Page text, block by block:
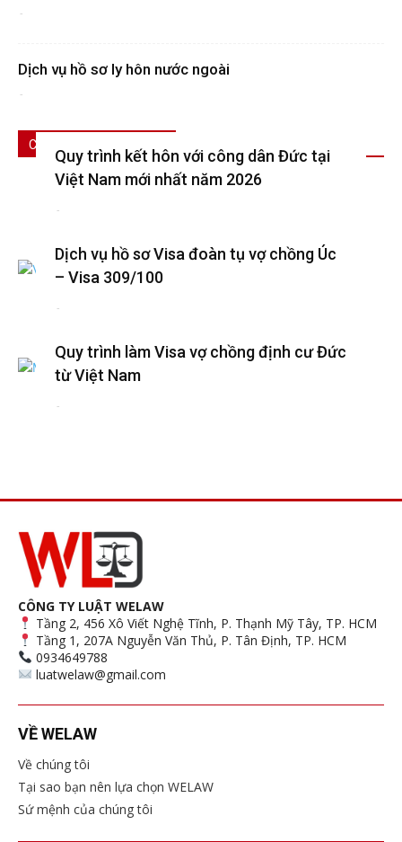
-
Dịch vụ hồ sơ ly hôn nước ngoài
-
CÓ THỂ BẠN QUAN TÂM
Quy trình kết hôn với công dân Đức tại
Việt Nam mới nhất năm 2026
-
Dịch vụ hồ sơ Visa đoàn tụ vợ chồng Úc
– Visa 309/100
-
Quy trình làm Visa vợ chồng định cư Đức
từ Việt Nam
-
CÔNG TY LUẬT WELAW
Tầng 2, 456 Xô Viết Nghệ Tĩnh, P. Thạnh Mỹ Tây, TP. HCM
Tầng 1, 207A Nguyễn Văn Thủ, P. Tân Định, TP. HCM
0934649788
luatwelaw@gmail.com
VỀ WELAW
Về chúng tôi
Tại sao bạn nên lựa chọn WELAW
Sứ mệnh của chúng tôi